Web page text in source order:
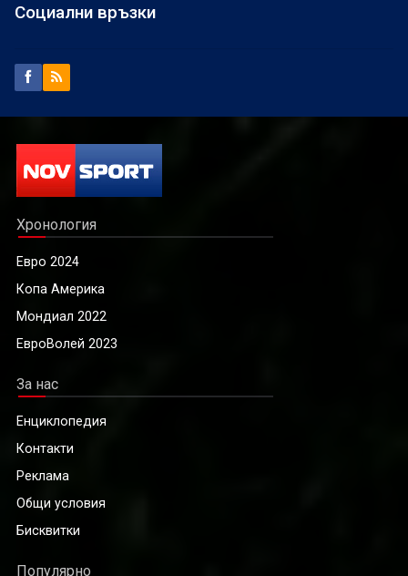
Социални връзки
Хронология
Евро 2024
Копа Америка
Мондиал 2022
ЕвроВолей 2023
За нас
Енциклопедия
Контакти
Реклама
Общи условия
Бисквитки
Популярно